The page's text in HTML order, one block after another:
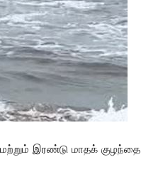
மற்றும் இரண்டு மாதக் குழந்தை